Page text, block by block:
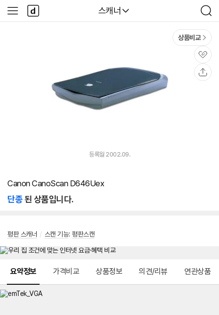
다나와
스캐너
검
색
사
이
다
나
와
상품비교
관
심
등록월 2002.09.
Canon CanoScan D646Uex
단종된 상품입니다.
평판 스캐너 / 스캔 기능: 평판스캔
요약정보 가격비교 상품정보 의견/리뷰 연관상품